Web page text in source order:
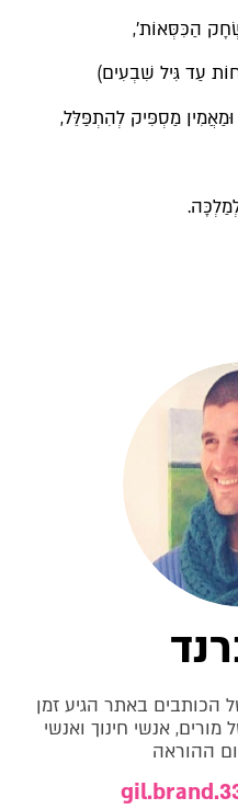
הַכִּסְּאוֹת',
עַד גִּיל שִׁבְעִים)
מַסְפִּיק לְהִתְפַּלֵּל,
הכותבים באתר הגיע זמן
מורים, אנשי חינוך ואנשי
ההוראה